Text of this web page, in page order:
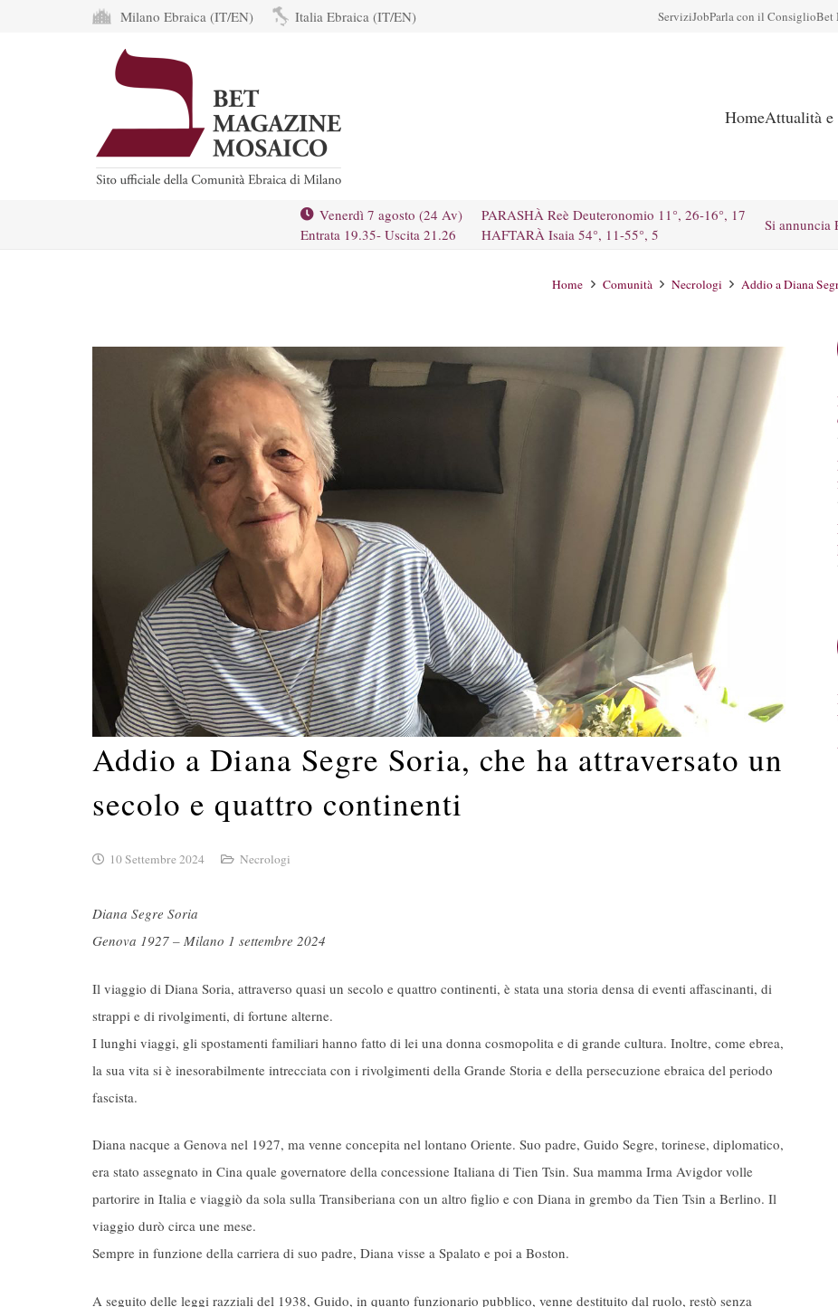
Milano Ebraica (IT/EN) Italia Ebraica (IT/EN) ServiziJobParla con il ConsiglioBet
HomeAttualità e
Venerdì 7 agosto (24 Av)
Entrata 19.35- Uscita 21.26
PARASHÀ Reè Deuteronomio 11°, 26-16°, 17
HAFTARÀ Isaia 54°, 11-55°, 5
Si annuncia
Home Comunità Necrologi Addio a Diana
Addio a Diana Segre Soria, che ha attraversato un
secolo e quattro continenti
10 Settembre 2024 Necrologi
Diana Segre Soria
Genova 1927 – Milano 1 settembre 2024
Il viaggio di Diana Soria, attraverso quasi un secolo e quattro continenti, è stata una storia densa di eventi affascinanti, di
strappi e di rivolgimenti, di fortune alterne.
I lunghi viaggi, gli spostamenti familiari hanno fatto di lei una donna cosmopolita e di grande cultura. Inoltre, come ebrea,
la sua vita si è inesorabilmente intrecciata con i rivolgimenti della Grande Storia e della persecuzione ebraica del periodo
fascista.
Diana nacque a Genova nel 1927, ma venne concepita nel lontano Oriente. Suo padre, Guido Segre, torinese, diplomatico,
era stato assegnato in Cina quale governatore della concessione Italiana di Tien Tsin. Sua mamma Irma Avigdor volle
partorire in Italia e viaggiò da sola sulla Transiberiana con un altro figlio e con Diana in grembo da Tien Tsin a Berlino. Il
viaggio durò circa une mese.
Sempre in funzione della carriera di suo padre, Diana visse a Spalato e poi a Boston.
A seguito delle leggi razziali del 1938, Guido, in quanto funzionario pubblico, venne destituito dal ruolo, restò senza